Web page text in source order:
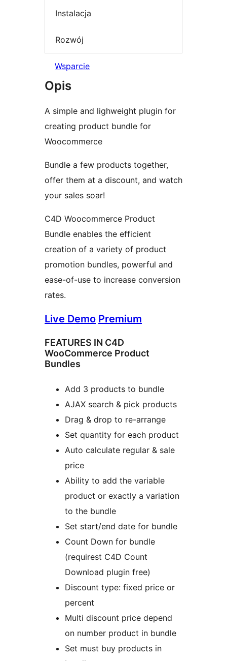
Instalacja
Rozwój
Wsparcie
Opis
A simple and lighweight plugin for
creating product bundle for
Woocommerce
Bundle a few products together,
offer them at a discount, and watch
your sales soar!
C4D Woocommerce Product
Bundle enables the efficient
creation of a variety of product
promotion bundles, powerful and
ease-of-use to increase conversion
rates.
Live Demo Premium
FEATURES IN C4D
WooCommerce Product
Bundles
Add 3 products to bundle
AJAX search & pick products
Drag & drop to re-arrange
Set quantity for each product
Auto calculate regular & sale
price
Ability to add the variable
product or exactly a variation
to the bundle
Set start/end date for bundle
Count Down for bundle
(requirest C4D Count
Download plugin free)
Discount type: fixed price or
percent
Multi discount price depend
on number product in bundle
Set must buy products in